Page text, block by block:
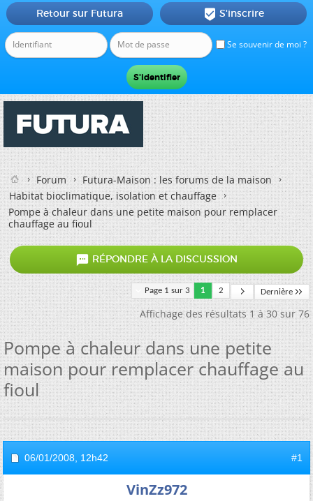
Se souvenir de moi ?
Retour sur Futura  S'inscrire
Forum
Futura-Maison : les forums de la maison
Habitat bioclimatique, isolation et chauffage
Pompe à chaleur dans une petite maison pour remplacer
chauffage au fioul
 RÉPONDRE À LA DISCUSSION
Page 1 sur 3 1 2 Dernière
Affichage des résultats 1 à 30 sur 76
Pompe à chaleur dans une petite
maison pour remplacer chauffage au
fioul
06/01/2008, 12h42 #1
VinZz972